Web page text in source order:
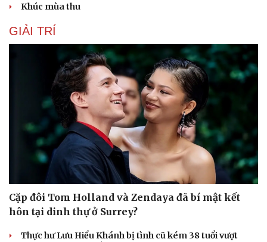
Khúc mùa thu
GIẢI TRÍ
Cặp đôi Tom Holland và Zendaya đã bí mật kết
hôn tại dinh thự ở Surrey?
Thực hư Lưu Hiểu Khánh bị tình cũ kém 38 tuổi vượt